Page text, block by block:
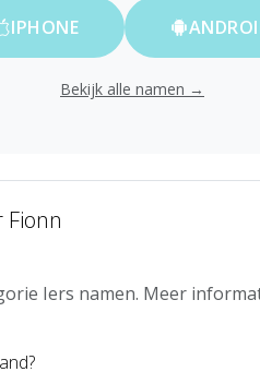
IPHONE
Bekijk alle namen →
Fionn
Iers namen. Meer